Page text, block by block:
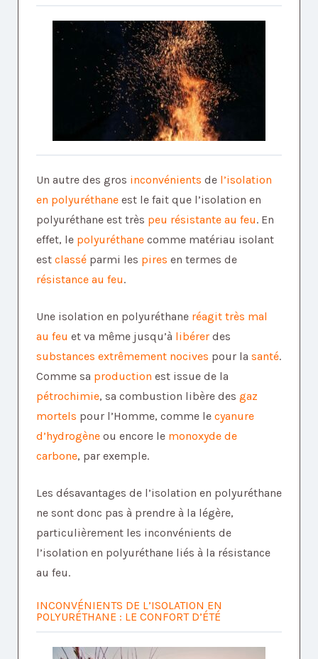
Un autre des gros inconvénients de l’isolation
en polyuréthane est le fait que l’isolation en
polyuréthane est très peu résistante au feu. En
effet, le polyuréthane comme matériau isolant
est classé parmi les pires en termes de
résistance au feu.
Une isolation en polyuréthane réagit très mal
au feu et va même jusqu’à libérer des
substances extrêmement nocives pour la santé.
Comme sa production est issue de la
pétrochimie, sa combustion libère des gaz
mortels pour l’Homme, comme le cyanure
d’hydrogène ou encore le monoxyde de
carbone, par exemple.
Les désavantages de l’isolation en polyuréthane
ne sont donc pas à prendre à la légère,
particulièrement les inconvénients de
l’isolation en polyuréthane liés à la résistance
au feu.
INCONVÉNIENTS DE L’ISOLATION EN
POLYURÉTHANE : LE CONFORT D’ÉTÉ